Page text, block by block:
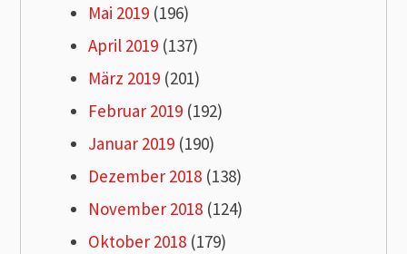
Mai 2019 (196)
April 2019 (137)
März 2019 (201)
Februar 2019 (192)
Januar 2019 (190)
Dezember 2018 (138)
November 2018 (124)
Oktober 2018 (179)